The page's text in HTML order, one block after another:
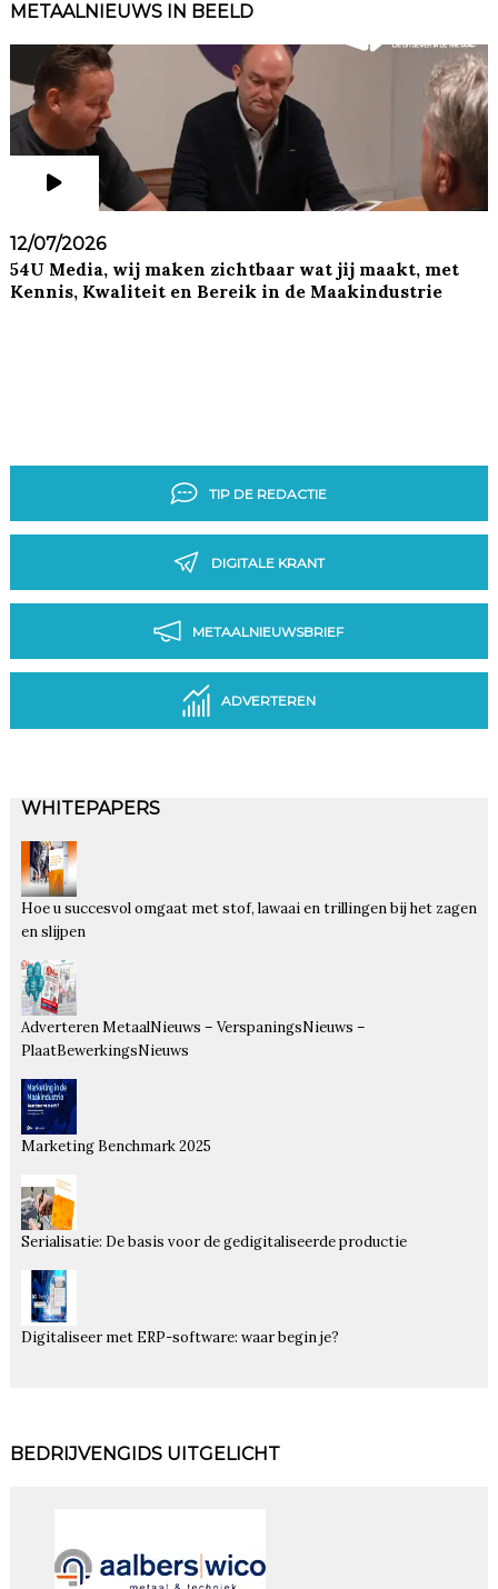
METAALNIEUWS IN BEELD
12/07/2026
54U Media, wij maken zichtbaar wat jij maakt, met
Kennis, Kwaliteit en Bereik in de Maakindustrie
TIP DE REDACTIE
DIGITALE KRANT
METAALNIEUWSBRIEF
ADVERTEREN
WHITEPAPERS
Hoe u succesvol omgaat met stof, lawaai en trillingen bij het zagen
en slijpen
Adverteren MetaalNieuws – VerspaningsNieuws –
PlaatBewerkingsNieuws
Marketing Benchmark 2025
Serialisatie: De basis voor de gedigitaliseerde productie
Digitaliseer met ERP-software: waar begin je?
BEDRIJVENGIDS UITGELICHT